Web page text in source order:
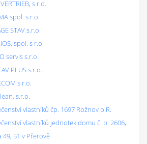
s.r.o.
spol. s r.o.
STAV s.r.o.
spol. s r.o.
servis s.r.o.
PLUS s.r.o.
s.r.o.
s.r.o.
vlastníků čp. 1697 Rožnov p.R.
vlastníků jednotek domu č. p. 2606,
49, 51 v Přerově